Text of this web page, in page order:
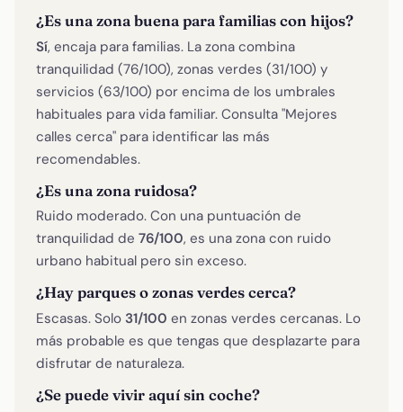
¿Es una zona buena para familias con hijos?
Sí, encaja para familias. La zona combina
tranquilidad (76/100), zonas verdes (31/100) y
servicios (63/100) por encima de los umbrales
habituales para vida familiar. Consulta "Mejores
calles cerca" para identificar las más
recomendables.
¿Es una zona ruidosa?
Ruido moderado. Con una puntuación de
tranquilidad de 76/100, es una zona con ruido
urbano habitual pero sin exceso.
¿Hay parques o zonas verdes cerca?
Escasas. Solo 31/100 en zonas verdes cercanas. Lo
más probable es que tengas que desplazarte para
disfrutar de naturaleza.
¿Se puede vivir aquí sin coche?